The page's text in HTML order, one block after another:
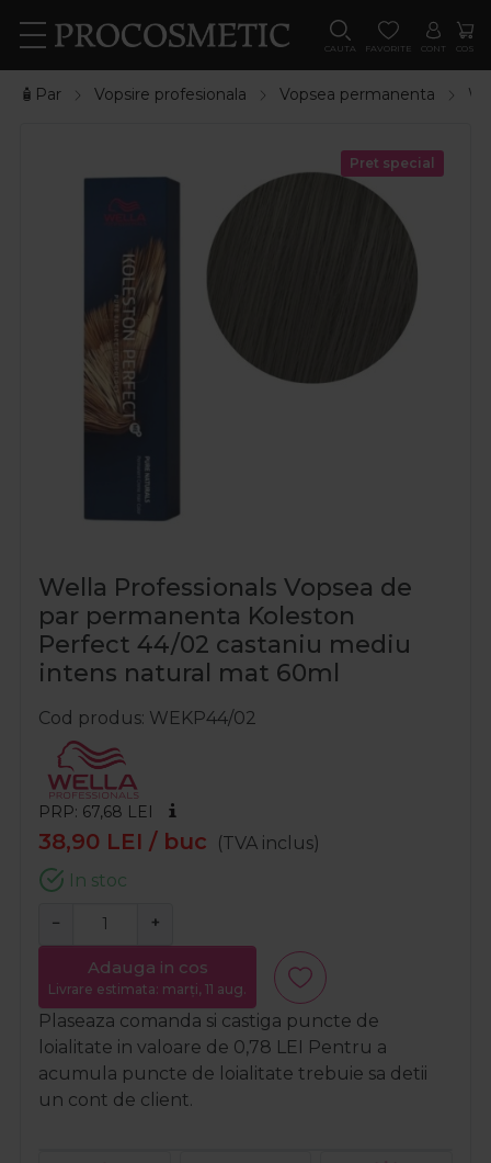
CAUTA FAVORITE CONT COS
🧴Par Vopsire profesionala Vopsea permanenta
Pret special
Wella Professionals Vopsea de
par permanenta Koleston
Perfect 44/02 castaniu mediu
intens natural mat 60ml
Cod produs WEKP44/02
PRP: 67,68 LEI
38,90 LEI / buc
(TVA inclus)
In stoc
− +
Adauga in cos
Livrare estimata: marți, 11 aug.
Plaseaza comanda si castiga puncte de
loialitate in valoare de 0,78 LEI Pentru a
acumula puncte de loialitate trebuie sa detii
un cont de client.